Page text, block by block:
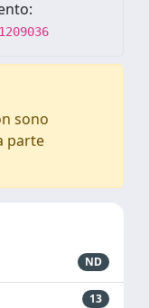
sono
parte
ND
13